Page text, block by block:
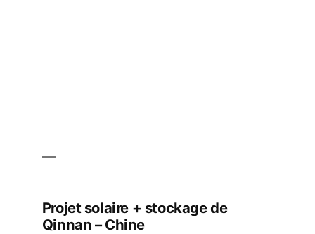
Projet solaire + stockage de
Qinnan – Chine